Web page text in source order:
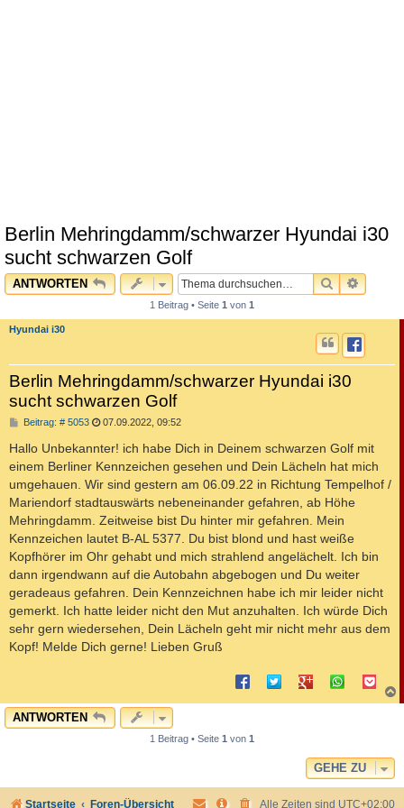
Berlin Mehringdamm/schwarzer Hyundai i30
sucht schwarzen Golf
ANTWORTEN SUCHE
1 Beitrag • Seite 1 von 1
Hyundai i30
Berlin Mehringdamm/schwarzer Hyundai i30
sucht schwarzen Golf
Beitrag: # 5053B
i
t
r
a
g
07.09.2022, 09:52
Hallo Unbekannter! ich habe Dich in Deinem schwarzen Golf mit
einem Berliner Kennzeichen gesehen und Dein Lächeln hat mich
umgehauen. Wir sind gestern am 06.09.22 in Richtung Tempelhof /
Mariendorf stadtauswärts nebeneinander gefahren, ab Höhe
Mehringdamm. Zeitweise bist Du hinter mir gefahren. Mein
Kennzeichen lautet B-AL 5377. Du bist blond und hast weiße
Kopfhörer im Ohr gehabt und mich strahlend angelächelt. Ich bin
dann irgendwann auf die Autobahn abgebogen und Du weiter
geradeaus gefahren. Dein Kennzeichnen habe ich mir leider nicht
gemerkt. Ich hatte leider nicht den Mut anzuhalten. Ich würde Dich
sehr gern wiedersehen, Dein Lächeln geht mir nicht mehr aus dem
Kopf! Melde Dich gerne! Lieben Gruß
a
ANTWORTEN
1 Beitrag • Seite 1 von 1
GEHE ZU
Startseite Foren-Übersicht Alle Zeiten sind UTC+02:00